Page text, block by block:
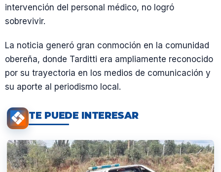
intervención del personal médico, no logró
sobrevivir.
La noticia generó gran conmoción en la comunidad
obereña, donde Tarditti era ampliamente reconocido
por su trayectoria en los medios de comunicación y
su aporte al periodismo local.
TE PUEDE INTERESAR